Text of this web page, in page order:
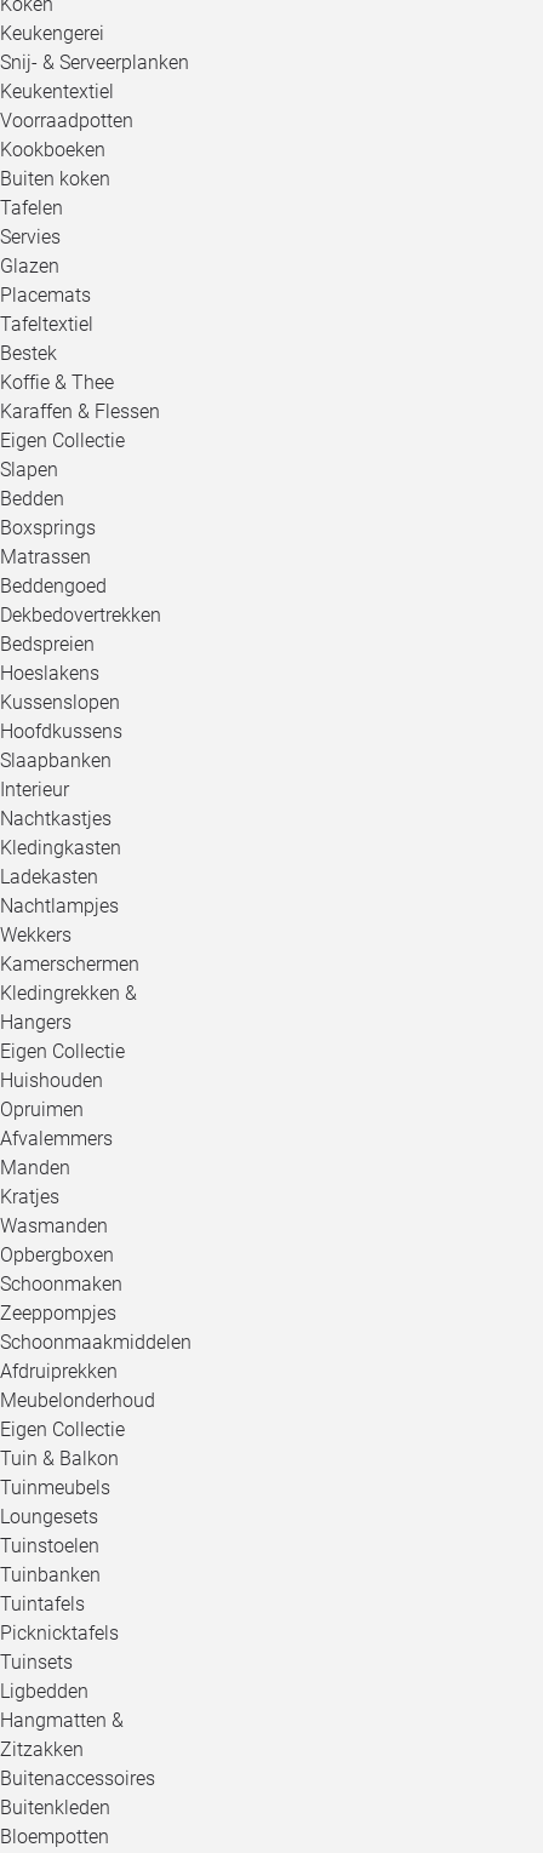
Keukengerei
Snij- & Serveerplanken
Keukentextiel
Voorraadpotten
Kookboeken
Buiten koken
Tafelen
Servies
Glazen
Placemats
Tafeltextiel
Bestek
Koffie & Thee
Karaffen & Flessen
Eigen Collectie
Slapen
Bedden
Boxsprings
Matrassen
Beddengoed
Dekbedovertrekken
Bedspreien
Hoeslakens
Kussenslopen
Hoofdkussens
Slaapbanken
Interieur
Nachtkastjes
Kledingkasten
Ladekasten
Nachtlampjes
Wekkers
Kamerschermen
Kledingrekken &
Hangers
Eigen Collectie
Huishouden
Opruimen
Afvalemmers
Manden
Kratjes
Wasmanden
Opbergboxen
Schoonmaken
Zeeppompjes
Schoonmaakmiddelen
Afdruiprekken
Meubelonderhoud
Eigen Collectie
Tuin & Balkon
Tuinmeubels
Loungesets
Tuinstoelen
Tuinbanken
Tuintafels
Picknicktafels
Tuinsets
Ligbedden
Hangmatten &
Zitzakken
Buitenaccessoires
Buitenkleden
Bloempotten